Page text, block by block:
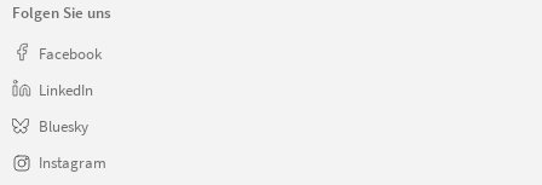
Folgen Sie uns
Facebook
LinkedIn
Bluesky
Instagram